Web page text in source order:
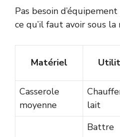
Pas besoin
ce qu’il faut avoir sous la
Matériel
Casserole
moyenne
lait
Battre